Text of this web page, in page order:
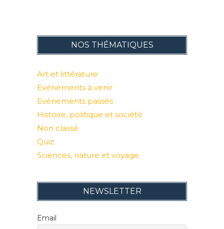
NOS THÉMATIQUES
Art et littérature
Evénements à venir
Evénements passés
Histoire, politique et société
Non classé
Quiz
Sciences, nature et voyage
NEWSLETTER
Email